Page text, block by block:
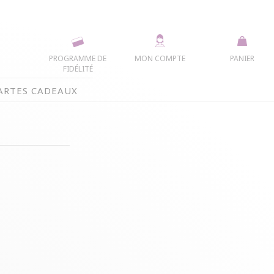
PANIER
MON COMPTE
PROGRAMME DE
FIDÉLITÉ
CADEAUX